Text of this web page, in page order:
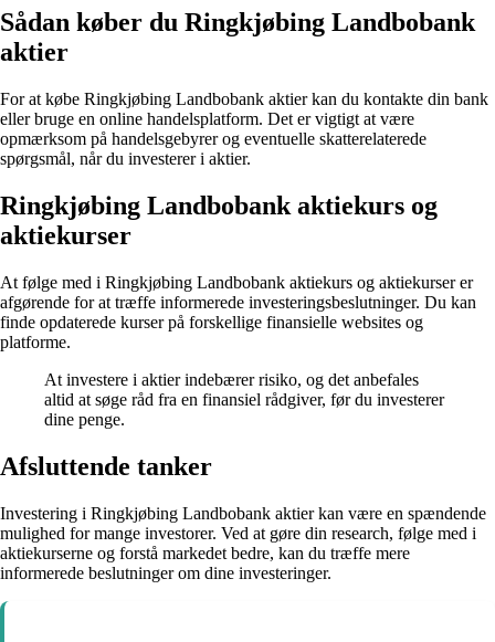
Sådan køber du Ringkjøbing Landbobank
aktier
For at købe Ringkjøbing Landbobank aktier kan du kontakte din bank
eller bruge en online handelsplatform. Det er vigtigt at være
opmærksom på handelsgebyrer og eventuelle skatterelaterede
spørgsmål, når du investerer i aktier.
Ringkjøbing Landbobank aktiekurs og
aktiekurser
At følge med i Ringkjøbing Landbobank aktiekurs og aktiekurser er
afgørende for at træffe informerede investeringsbeslutninger. Du kan
finde opdaterede kurser på forskellige finansielle websites og
platforme.
At investere i aktier indebærer risiko, og det anbefales
altid at søge råd fra en finansiel rådgiver, før du investerer
dine penge.
Afsluttende tanker
Investering i Ringkjøbing Landbobank aktier kan være en spændende
mulighed for mange investorer. Ved at gøre din research, følge med i
aktiekurserne og forstå markedet bedre, kan du træffe mere
informerede beslutninger om dine investeringer.